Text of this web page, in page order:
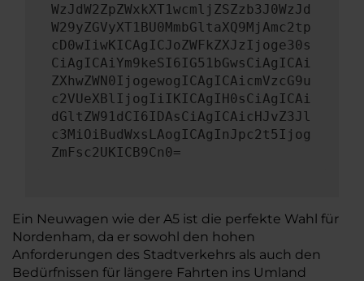
WzJdW2ZpZWxkXT1wcmljZSZzb3J0WzJd
W29yZGVyXT1BU0MmbGltaXQ9MjAmc2tp
cD0wIiwKICAgICJoZWFkZXJzIjoge30s
CiAgICAiYm9keSI6IG51bGwsCiAgICAi
ZXhwZWN0IjogewogICAgICAicmVzcG9u
c2VUeXBlIjogIiIKICAgIH0sCiAgICAi
dGltZW91dCI6IDAsCiAgICAicHJvZ3Jl
c3MiOiBudWxsLAogICAgInJpc2t5Ijog
ZmFsc2UKICB9Cn0=
Ein Neuwagen wie der A5 ist die perfekte Wahl für
Nordenham, da er sowohl den hohen
Anforderungen des Stadtverkehrs als auch den
Bedürfnissen für längere Fahrten ins Umland